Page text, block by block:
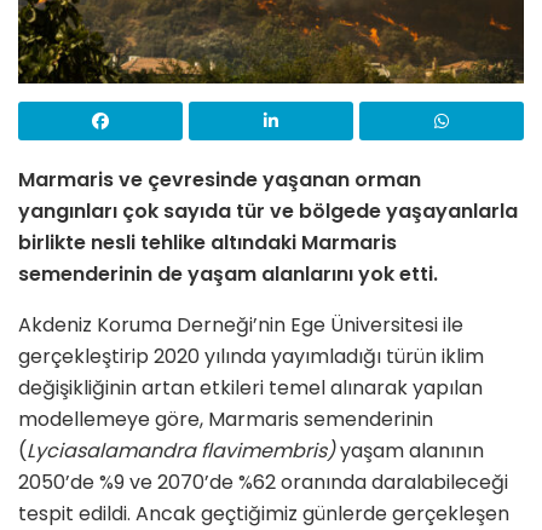
Marmaris ve çevresinde yaşanan orman
yangınları çok sayıda tür ve bölgede yaşayanlarla
birlikte nesli tehlike altındaki Marmaris
semenderinin de yaşam alanlarını yok etti.
Akdeniz Koruma Derneği’nin Ege Üniversitesi ile
gerçekleştirip 2020 yılında yayımladığı türün iklim
değişikliğinin artan etkileri temel alınarak yapılan
modellemeye göre, Marmaris semenderinin
(Lyciasalamandra flavimembris)yaşam alanının
2050’de %9 ve 2070’de %62 oranında daralabileceği
tespit edildi. Ancak geçtiğimiz günlerde gerçekleşen